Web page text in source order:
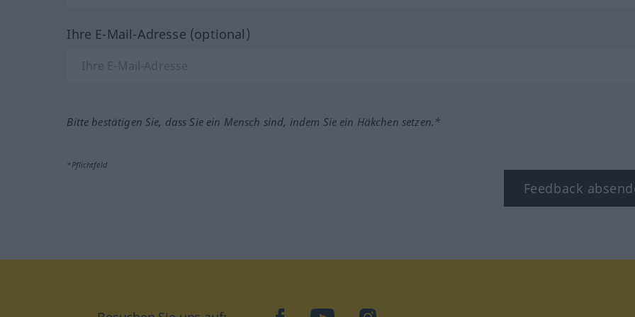
Ihre E-Mail-Adresse (optional)
Bitte bestätigen Sie, dass Sie ein Mensch sind, indem Sie ein Häkchen setzen.*
*Pflichtfeld
Feedback